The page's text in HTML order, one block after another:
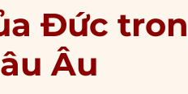
Đức
Âu